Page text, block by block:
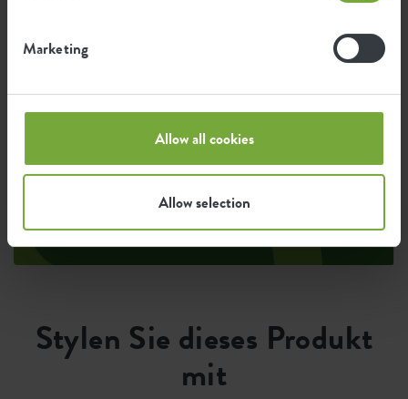
Marketing
Allow all cookies
Allow selection
Durchschnittliche Emission grüner
Energie bei der Herstellung dieses
CO2-Emission der elho Gruppe. Um den Fußabdruck
pro Produkt zu berechnen, teilen wir den gesamten
Quelle: Anthesis 2023
Stylen Sie dieses Produkt
mit